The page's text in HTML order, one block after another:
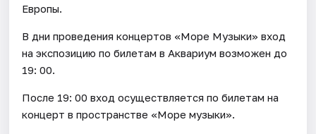
Европы.
В дни проведения концертов «Море Музыки» вход
на экспозицию по билетам в Аквариум возможен до
19: 00.
После 19: 00 вход осуществляется по билетам на
концерт в пространстве «Море музыки».